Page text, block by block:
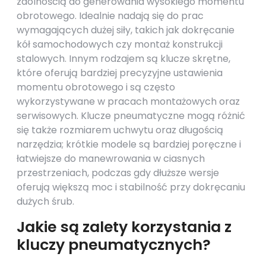
obrotowego. Idealnie nadają się do prac
wymagających dużej siły, takich jak dokręcanie
kół samochodowych czy montaż konstrukcji
stalowych. Innym rodzajem są klucze skrętne,
które oferują bardziej precyzyjne ustawienia
momentu obrotowego i są często
wykorzystywane w pracach montażowych oraz
serwisowych. Klucze pneumatyczne mogą różnić
się także rozmiarem uchwytu oraz długością
narzędzia; krótkie modele są bardziej poręczne i
łatwiejsze do manewrowania w ciasnych
przestrzeniach, podczas gdy dłuższe wersje
oferują większą moc i stabilność przy dokręcaniu
dużych śrub.
Jakie są zalety korzystania z
kluczy pneumatycznych?